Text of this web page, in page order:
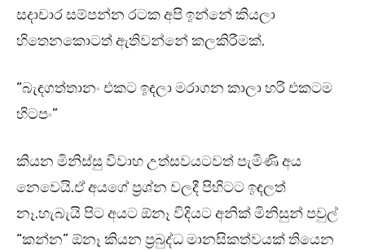
සදාචාර සම්පන්න රටක අපි ඉන්නේ කියලා
හිතෙනකොටත් ඇතිවන්නේ කලකිරීමක්.
“බැඳගත්තානං එකට ඉඳලා මරාගන කාලා හරි එකටම
හිටපං”
කියන මිනිස්සු විවාහ උත්සවයටවත් පැමිණි අය
නෙවෙයි.ඒ අයගේ ප්‍රශ්න වලදී පිහිටට ඉඳලත්
නෑ.හැබැයි පිට අයට ඕනෑ විදියට අනික් මිනිසුන් පවුල්
“කන්න” ඕනෑ කියන ප්‍රබුද්ධ මානසිකත්වයක් තියෙන